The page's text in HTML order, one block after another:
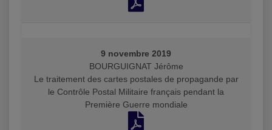
9 novembre 2019
BOURGUIGNAT Jérôme
Le traitement des cartes postales de propagande par
le Contrôle Postal Militaire français pendant la
Première Guerre mondiale